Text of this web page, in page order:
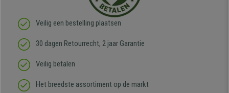
Veilig een bestelling plaatsen
30 dagen Retourrecht, 2 jaar Garantie
Veilig betalen
Het breedste assortiment op de markt